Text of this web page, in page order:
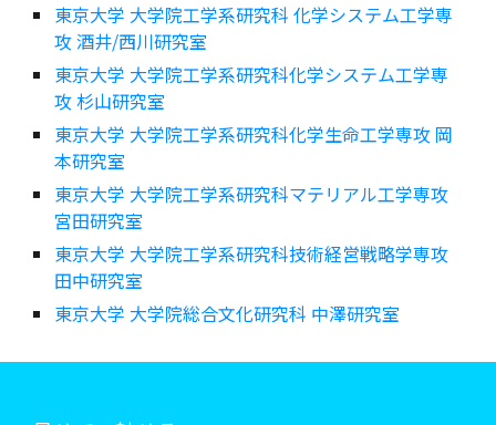
東京大学 大学院工学系研究科 化学システム工学専
攻 酒井/西川研究室
東京大学 大学院工学系研究科化学システム工学専
攻 杉山研究室
東京大学 大学院工学系研究科化学生命工学専攻 岡
本研究室
東京大学 大学院工学系研究科マテリアル工学専攻
宮田研究室
東京大学 大学院工学系研究科技術経営戦略学専攻
田中研究室
東京大学 大学院総合文化研究科 中澤研究室